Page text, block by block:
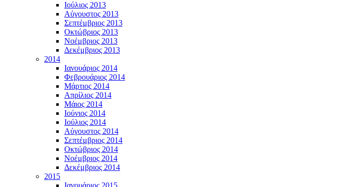
Ιούλιος 2013
Αύγουστος 2013
Σεπτέμβριος 2013
Οκτώβριος 2013
Νοέμβριος 2013
Δεκέμβριος 2013
2014
Ιανουάριος 2014
Φεβρουάριος 2014
Μάρτιος 2014
Απρίλιος 2014
Μάιος 2014
Ιούνιος 2014
Ιούλιος 2014
Αύγουστος 2014
Σεπτέμβριος 2014
Οκτώβριος 2014
Νοέμβριος 2014
Δεκέμβριος 2014
2015
Ιανουάριος 2015